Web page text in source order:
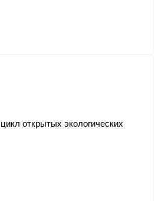
открытых экологических